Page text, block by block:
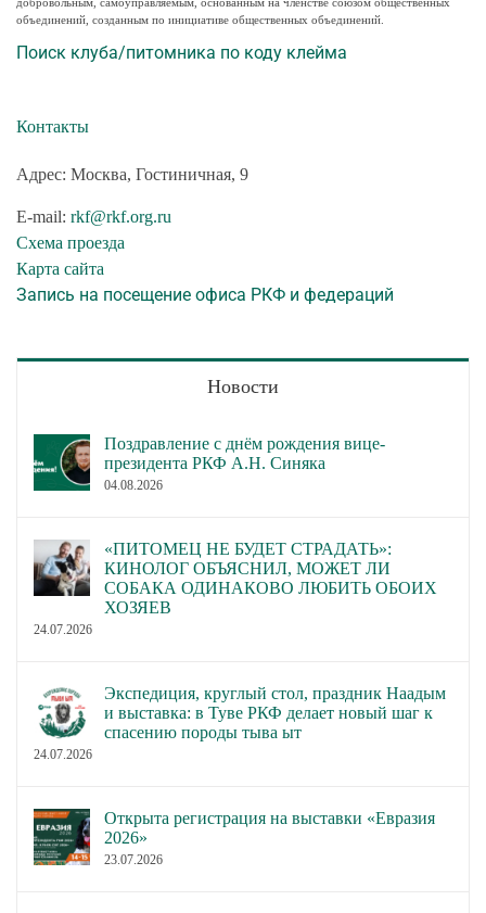
объединений, созданным по инициативе общественных объединений.
Поиск клуба/питомника по коду клейма
Контакты
Адрес: Москва, Гостиничная, 9
E-mail: rkf@rkf.org.ru
Схема проезда
Карта сайта
Запись на посещение офиса РКФ и федераций
Новости
Поздравление с днём рождения вице-
президента РКФ А.Н. Синяка
04.08.2026
«ПИТОМЕЦ НЕ БУДЕТ СТРАДАТЬ»:
КИНОЛОГ ОБЪЯСНИЛ, МОЖЕТ ЛИ
СОБАКА ОДИНАКОВО ЛЮБИТЬ ОБОИХ
ХОЗЯЕВ
24.07.2026
Экспедиция, круглый стол, праздник Наадым
и выставка: в Туве РКФ делает новый шаг к
спасению породы тыва ыт
24.07.2026
Открыта регистрация на выставки «Евразия
2026»
23.07.2026